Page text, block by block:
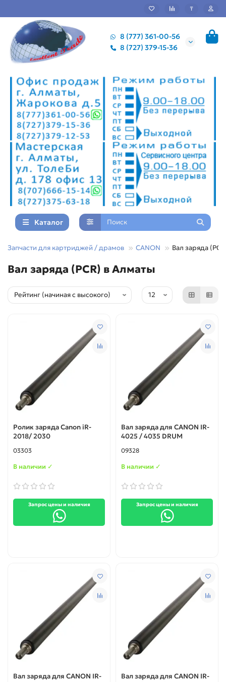
₸
8 (777) 361-00-56
8 (727) 379-15-36
Каталог
Запчасти для картриджей / драмов CANON Вал заряда
Вал заряда (PCR) в Алматы
Ролик заряда Canon iR-
2018/ 2030
03303
В наличии ✓
Запрос цены и наличия
Вал заряда для CANON IR-
4025 / 4035 DRUM
09328
В наличии ✓
Запрос цены и наличия
Вал заряда для CANON IR-
Вал заряда для CANON IR-